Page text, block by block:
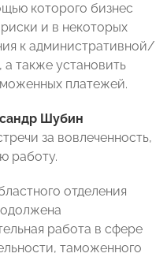
которого бизнес
и в некоторых
к административной/
а также установить
платежей.
Шубин
за вовлеченность,
работу.
отделения
работа в сфере
таможенного